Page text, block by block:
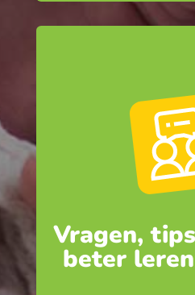
Vragen,
beter